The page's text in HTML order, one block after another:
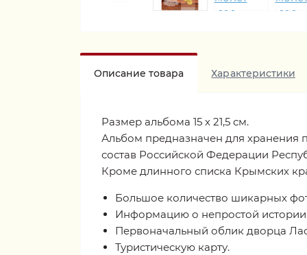
Описание товара Характеристики
Размер альбома 15 х 21,5 см.
Альбом предназначен для хранения
состав Российской Федерации
Кроме длинного списка Крымских
Большое количество шикарных
Информацию о непростой
Первоначальный облик дворца
Туристическую карту.